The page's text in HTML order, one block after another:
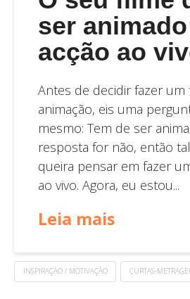
ser
acção ao
Antes de decidir fazer um
animação, eis uma
mesmo: Tem de ser
resposta for não, então
queira pensar em fazer
ao vivo. Agora, eu estou...
Leia mais
INSPIRAÇÃO / MOTIVAÇÃO CURTAS-